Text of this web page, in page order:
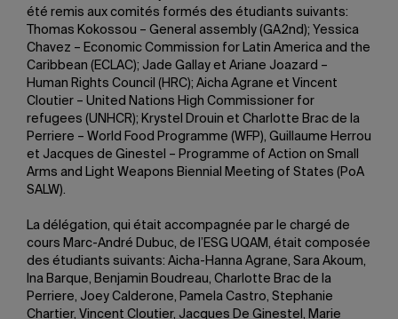
été remis aux comités formés des étudiants suivants:
Thomas Kokossou – General assembly (GA2nd); Yessica
Chavez – Economic Commission for Latin America and the
Caribbean (ECLAC); Jade Gallay et Ariane Joazard –
Human Rights Council (HRC); Aicha Agrane et Vincent
Cloutier – United Nations High Commissioner for
refugees (UNHCR); Krystel Drouin et Charlotte Brac de la
Perriere – World Food Programme (WFP), Guillaume Herrou
et Jacques de Ginestel – Programme of Action on Small
Arms and Light Weapons Biennial Meeting of States (PoA
SALW).
La délégation, qui était accompagnée par le chargé de
cours Marc-André Dubuc, de l’ESG UQAM, était composée
des étudiants suivants: Aicha-Hanna Agrane, Sara Akoum,
Ina Barque, Benjamin Boudreau, Charlotte Brac de la
Perriere, Joey Calderone, Pamela Castro, Stephanie
Chartier, Vincent Cloutier, Jacques De Ginestel, Marie